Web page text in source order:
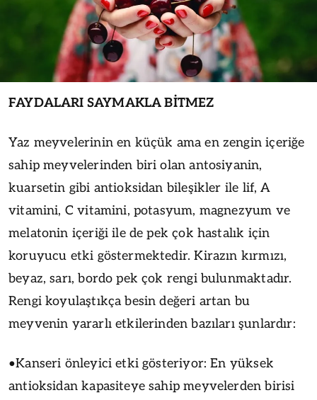
FAYDALARI SAYMAKLA BİTMEZ
Yaz meyvelerinin en küçük ama en zengin içeriğe
sahip meyvelerinden biri olan antosiyanin,
kuarsetin gibi antioksidan bileşikler ile lif, A
vitamini, C vitamini, potasyum, magnezyum ve
melatonin içeriği ile de pek çok hastalık için
koruyucu etki göstermektedir. Kirazın kırmızı,
beyaz, sarı, bordo pek çok rengi bulunmaktadır.
Rengi koyulaştıkça besin değeri artan bu
meyvenin yararlı etkilerinden bazıları şunlardır:
•Kanseri önleyici etki gösteriyor: En yüksek
antioksidan kapasiteye sahip meyvelerden birisi